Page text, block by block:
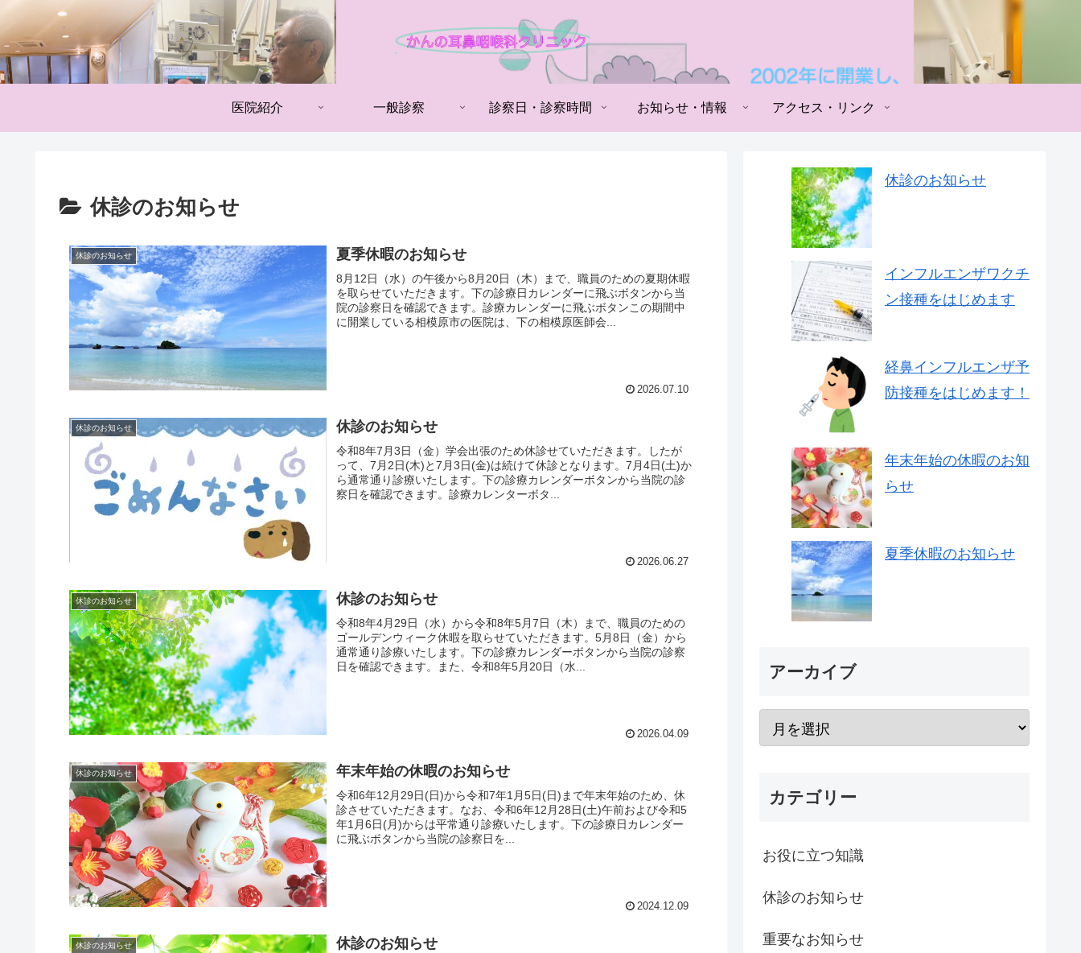
医院紹介 一般診察 診察日・診察時間 お知らせ・情報 アクセス・リンク
休診のお知らせ
休診のお知らせ 夏季休暇のお知らせ
8月12日（水）の午後から8月20日（木）まで、職員のための夏期休暇
を取らせていただきます。下の診療日カレンダーに飛ぶボタンから当
院の診察日を確認できます。診療カレンダーに飛ぶボタンこの期間中
に開業している相模原市の医院は、下の相模原医師会...
2026.07.10
休診のお知らせ 休診のお知らせ
令和8年7月3日（金）学会出張のため休診せていただきます。したが
って、7月2日(木)と7月3日(金)は続けて休診となります。7月4日(土)か
ら通常通り診療いたします。下の診療カレンダーボタンから当院の診
察日を確認できます。診療カレンターボタ...
2026.06.27
休診のお知らせ 休診のお知らせ
令和8年4月29日（水）から令和8年5月7日（木）まで、職員のための
ゴールデンウィーク休暇を取らせていただきます。5月8日（金）から
通常通り診療いたします。下の診療カレンダーボタンから当院の診察
日を確認できます。また、令和8年5月20日（水...
2026.04.09
休診のお知らせ 年末年始の休暇のお知らせ
令和6年12月29日(日)から令和7年1月5日(日)まで年末年始のため、休
診させていただきます。なお、令和6年12月28日(土)午前および令和5
年1月6日(月)からは平常通り診療いたします。下の診療日カレンダー
に飛ぶボタンから当院の診察日を...
2024.12.09
休診のお知らせ 休診のお知らせ
休診のお知らせ
インフルエンザワクチ
ン接種をはじめます
経鼻インフルエンザ予
防接種をはじめます！
年末年始の休暇のお知
らせ
夏季休暇のお知らせ
アーカイブ
カテゴリー
お役に立つ知識
休診のお知らせ
重要なお知らせ